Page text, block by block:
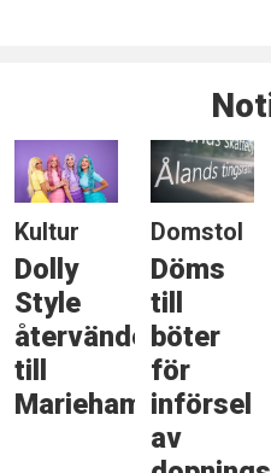
Kultur
Dolly
Style
återvänder
till
Mariehamn
Domstol
Döms
till
böter
för
införsel
av